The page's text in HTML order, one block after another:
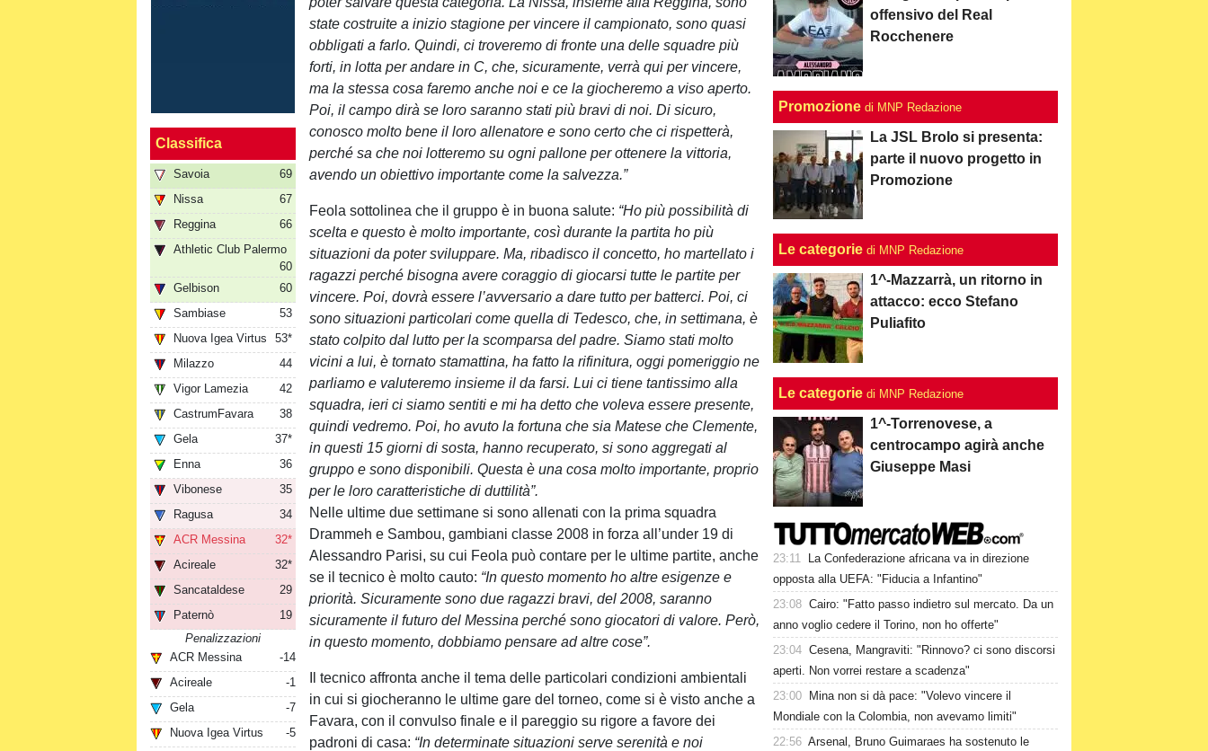
Classifica
Savoia
69
Nissa
67
Reggina
66
Athletic Club Palermo
60
Gelbison
60
Sambiase
53
Nuova Igea Virtus
53*
Milazzo
44
Vigor Lamezia
42
CastrumFavara
38
Gela
37*
Enna
36
Vibonese
35
Ragusa
34
ACR Messina
32*
Acireale
32*
Sancataldese
29
Paternò
19
Penalizzazioni
ACR Messina
-14
Acireale
-1
Gela
-7
Nuova Igea Virtus
-5
state costruite a inizio stagione per vincere il campionato, sono quasi
obbligati a farlo. Quindi, ci troveremo di fronte una delle squadre più
forti, in lotta per andare in C, che, sicuramente, verrà qui per vincere,
ma la stessa cosa faremo anche noi e ce la giocheremo a viso aperto.
Poi, il campo dirà se loro saranno stati più bravi di noi. Di sicuro,
conosco molto bene il loro allenatore e sono certo che ci rispetterà,
perché sa che noi lotteremo su ogni pallone per ottenere la vittoria,
avendo un obiettivo importante come la salvezza.”
Feola sottolinea che il gruppo è in buona salute: “Ho più possibilità di
scelta e questo è molto importante, così durante la partita ho più
situazioni da poter sviluppare. Ma, ribadisco il concetto, ho martellato i
ragazzi perché bisogna avere coraggio di giocarsi tutte le partite per
vincere. Poi, dovrà essere l’avversario a dare tutto per batterci. Poi, ci
sono situazioni particolari come quella di Tedesco, che, in settimana, è
stato colpito dal lutto per la scomparsa del padre. Siamo stati molto
vicini a lui, è tornato stamattina, ha fatto la rifinitura, oggi pomeriggio ne
parliamo e valuteremo insieme il da farsi. Lui ci tiene tantissimo alla
squadra, ieri ci siamo sentiti e mi ha detto che voleva essere presente,
quindi vedremo. Poi, ho avuto la fortuna che sia Matese che Clemente,
in questi 15 giorni di sosta, hanno recuperato, si sono aggregati al
gruppo e sono disponibili. Questa è una cosa molto importante, proprio
per le loro caratteristiche di duttilità”.
Nelle ultime due settimane si sono allenati con la prima squadra
Drammeh e Sambou, gambiani classe 2008 in forza all’under 19 di
Alessandro Parisi, su cui Feola può contare per le ultime partite, anche
se il tecnico è molto cauto: “In questo momento ho altre esigenze e
priorità. Sicuramente sono due ragazzi bravi, del 2008, saranno
sicuramente il futuro del Messina perché sono giocatori di valore. Però,
in questo momento, dobbiamo pensare ad altre cose”.
Il tecnico affronta anche il tema delle particolari condizioni ambientali
in cui si giocheranno le ultime gare del torneo, come si è visto anche a
Favara, con il convulso finale e il pareggio su rigore a favore dei
padroni di casa: “In determinate situazioni serve serenità e noi
offensivo del Real
Rocchenere
Promozione di MNP Redazione
La JSL Brolo si presenta:
parte il nuovo progetto in
Promozione
Le categorie di MNP Redazione
1^-Mazzarrà, un ritorno in
attacco: ecco Stefano
Puliafito
Le categorie di MNP Redazione
1^-Torrenovese, a
centrocampo agirà anche
Giuseppe Masi
23:11
La Confederazione africana va in direzione
opposta alla UEFA: "Fiducia a Infantino"
23:08 Cairo: "Fatto passo indietro sul mercato. Da un
anno voglio cedere il Torino, non ho offerte"
23:04 Cesena, Mangraviti: "Rinnovo? ci sono discorsi
aperti. Non vorrei restare a scadenza"
23:00
Mina non si dà pace: "Volevo vincere il
Mondiale con la Colombia, non avevamo limiti"
22:56 Arsenal, Bruno Guimaraes ha sostenuto le